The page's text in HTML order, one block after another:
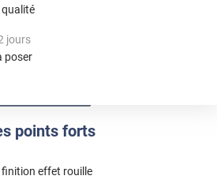
points forts
effet rouille
jours
poser